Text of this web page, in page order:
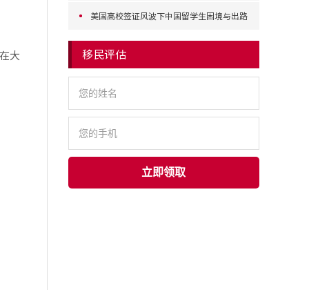
大
美国高校签证风波下中国留学生困境与出路
移民评估
立即领取